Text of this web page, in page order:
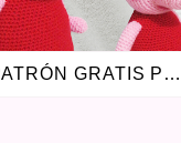
FEBRERO 2017
1
NOVIEMBRE 2016
1
AGOSTO 2016
PATRÓN GRATIS PEPPA PIG AMIGURUMI - LA CERDITA PEPA